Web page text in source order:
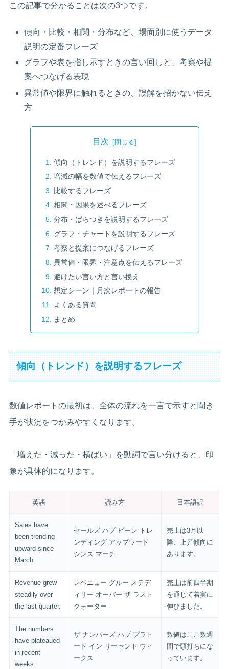
この記事で分かることは次の3つです。
傾向・比較・相関・分布など、場面別に使うデータ
説明の定番フレーズ
グラフや表を指し示すときの言い回しと、考察や提
案へつなげる表現
異常値や限界に触れるときの、誤解を招かない伝え
方
目次
傾向（トレンド）を説明するフレーズ
増減の幅を数値で伝えるフレーズ
比較するフレーズ
相関・因果を述べるフレーズ
分布・ばらつきを説明するフレーズ
グラフ・チャートを説明するフレーズ
考察と提案につなげるフレーズ
異常値・限界・注意点を伝えるフレーズ
避けたい言い方と言い換え
想定シーン｜月次レポートの報告
よくある質問
まとめ
傾向（トレンド）を説明するフレーズ
数値レポートの最初は、全体の流れを一言で示すと聞き
手が状況をつかみやすくなります。
「増えた・減った・横ばい」を動詞で言い分けると、印
象が具体的になります。
英語 読み方 日本語訳
Sales have
been trending
upward since
March.
セールズ ハブ ビーン トレ
ンディング アップワード
シンス マーチ
売上は3月以
降、上昇傾向に
あります。
Revenue grew
steadily over
the last quarter.
レベニュー グルー ステデ
ィリー オーバー ザ ラスト
クォーター
売上は前四半期
を通じて着実に
伸びました。
The numbers
have plateaued
in recent
weeks.
ザ ナンバーズ ハブ プラト
ード イン リーセント ウィ
ークス
数値はここ数週
間で頭打ちにな
っています。